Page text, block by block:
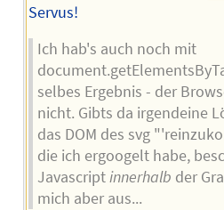
Servus!
Ich hab's auch noch mit
selbes Ergebnis - der
nicht. Gibts da irgendeine
das DOM des svg
die ich ergoogelt habe,
Javascriptinnerhalb der
mich aber aus...